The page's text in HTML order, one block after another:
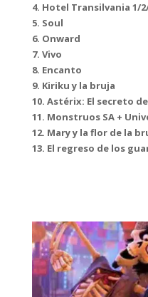
4. Hotel Transilvania 1/
5. Soul
6. Onward
7. Vivo
8. Encanto
9. Kiriku y la bruja
10. Astérix: El secreto
11. Monstruos SA +
12. Mary y la flor de la
13. El regreso de los